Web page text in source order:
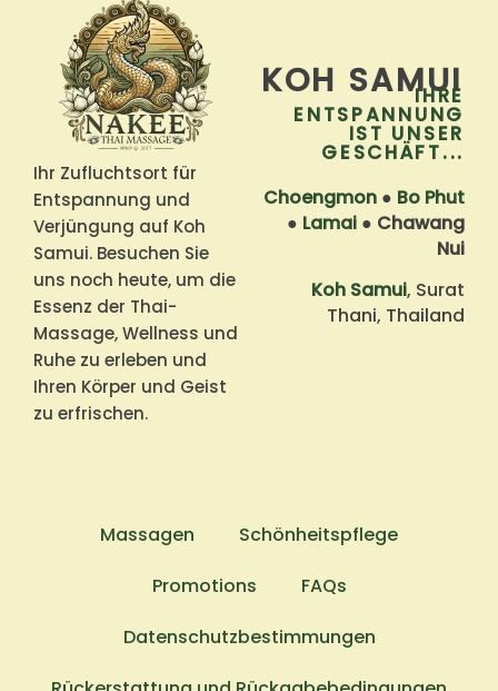
Ihr Zufluchtsort für
Entspannung und
Verjüngung auf Koh
Samui. Besuchen Sie
uns noch heute, um die
Essenz der Thai-
Massage, Wellness und
Ruhe zu erleben und
Ihren Körper und Geist
zu erfrischen.
KOH SAMUI
IHRE
ENTSPANNUNG
IST UNSER
GESCHÄFT...
Choengmon ● Bo Phut
● Lamai ● Chawang
Nui
Koh Samui, Surat
Thani, Thailand
Massagen
Schönheitspflege
Promotions
FAQs
Datenschutzbestimmungen